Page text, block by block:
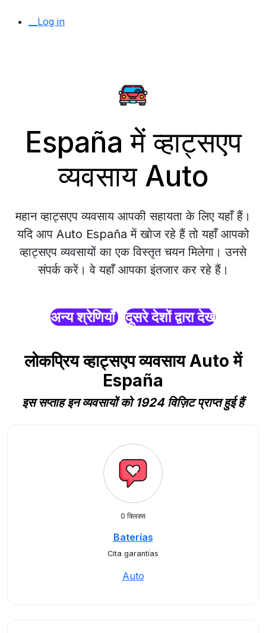
__Log in
España में व्हाट्सएप
व्यवसाय Auto
महान व्हाट्सएप व्यवसाय आपकी सहायता के लिए यहाँ हैं।
यदि आप Auto España में खोज रहे हैं तो यहाँ आपको
व्हाट्सएप व्यवसायों का एक विस्तृत चयन मिलेगा। उनसे
संपर्क करें। वे यहाँ आपका इंतजार कर रहे हैं।
अन्य श्रेणियाँ दूसरे देशों द्वारा देखें
लोकप्रिय व्हाट्सएप व्यवसाय Auto में
España
इस सप्ताह इन व्यवसायों को 1924 विज़िट प्राप्त हुई हैं
0 क्लिक्स
Baterías
Cita garantías
Auto